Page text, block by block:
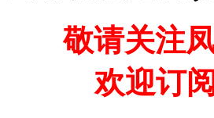
敬请关注
欢迎订